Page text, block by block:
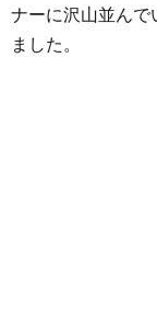
ナーに沢山並んで
ました。